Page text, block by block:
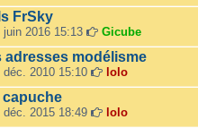
FrSky
juin 2016 15:13 Gicube
adresses modélisme
déc. 2010 15:10 lolo
capuche
déc. 2015 18:49 lolo